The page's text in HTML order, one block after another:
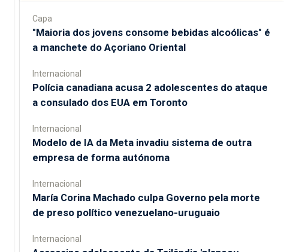
Capa
"Maioria dos jovens consome bebidas alcoólicas" é
a manchete do Açoriano Oriental
Internacional
Polícia canadiana acusa 2 adolescentes do ataque
a consulado dos EUA em Toronto
Internacional
Modelo de IA da Meta invadiu sistema de outra
empresa de forma autónoma
Internacional
María Corina Machado culpa Governo pela morte
de preso político venezuelano-uruguaio
Internacional